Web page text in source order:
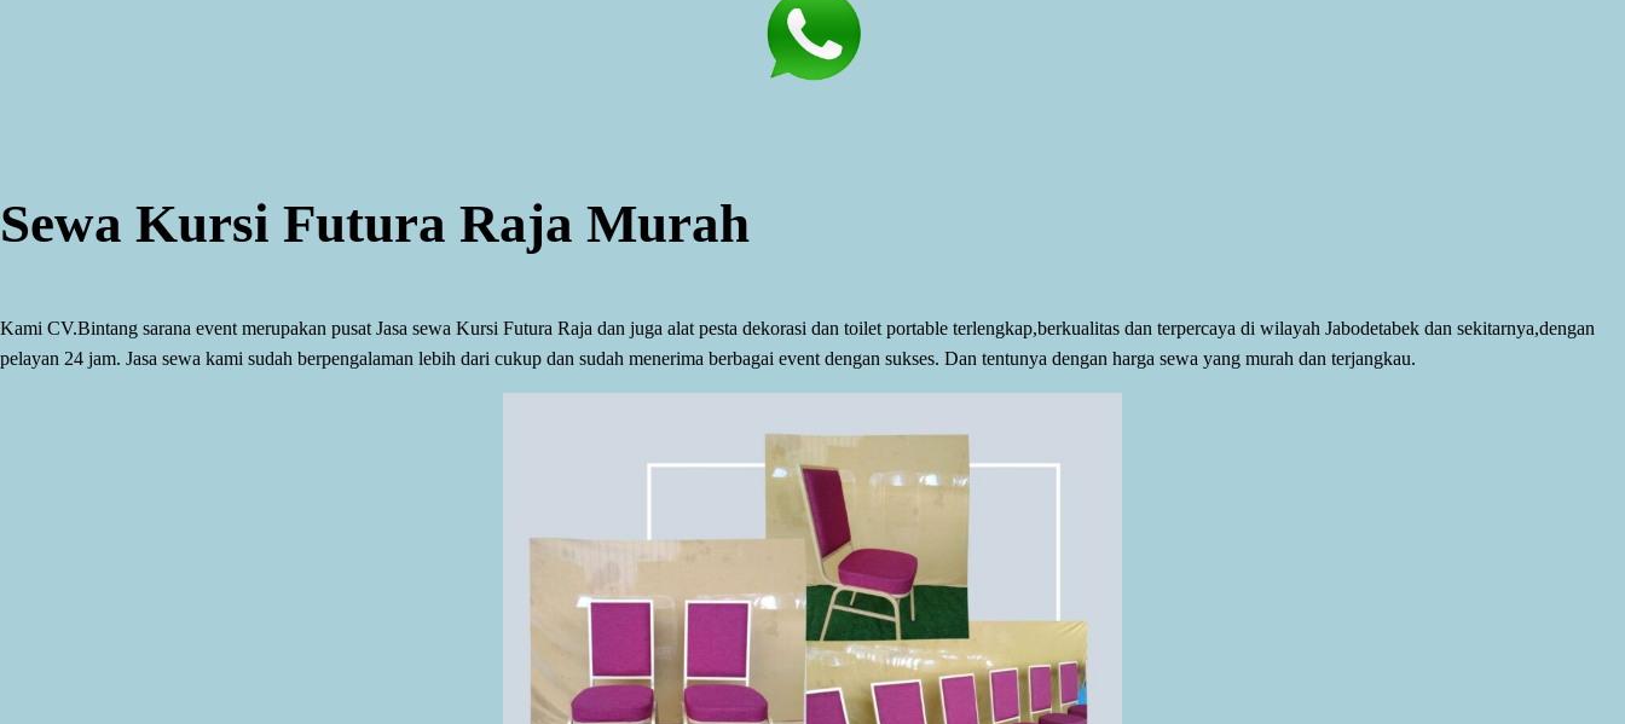
Sewa Kursi Futura Raja Murah
Kami CV.Bintang sarana event merupakan pusat Jasa sewa Kursi Futura Raja dan juga alat pesta dekorasi dan toilet portable terlengkap,berkualitas dan terpercaya di wilayah Jabodetabek dan sekitarnya,dengan
pelayan 24 jam. Jasa sewa kami sudah berpengalaman lebih dari cukup dan sudah menerima berbagai event dengan sukses. Dan tentunya dengan harga sewa yang murah dan terjangkau.